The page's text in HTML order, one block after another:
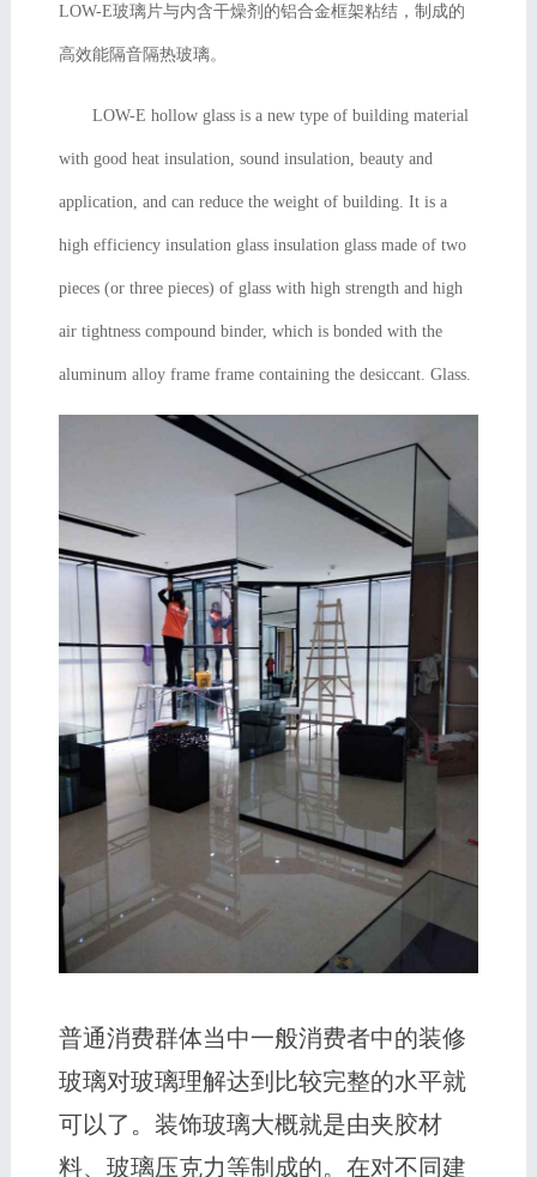
LOW-E玻璃片与内含干燥剂的铝合金框架粘结，制成的
高效能隔音隔热玻璃。
LOW-E hollow glass is a new type of building material
with good heat insulation, sound insulation, beauty and
application, and can reduce the weight of building. It is a
high efficiency insulation glass insulation glass made of two
pieces (or three pieces) of glass with high strength and high
air tightness compound binder, which is bonded with the
aluminum alloy frame frame containing the desiccant. Glass.
普通消费群体当中一般消费者中的装修
玻璃对玻璃理解达到比较完整的水平就
可以了。装饰玻璃大概就是由夹胶材
料、玻璃压克力等制成的。在对不同建